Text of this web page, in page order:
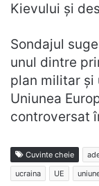
Kievului și
Sondajul
unul dintre
plan militar și
Uniunea
controversat
Cuvinte cheie
ucraina
UE